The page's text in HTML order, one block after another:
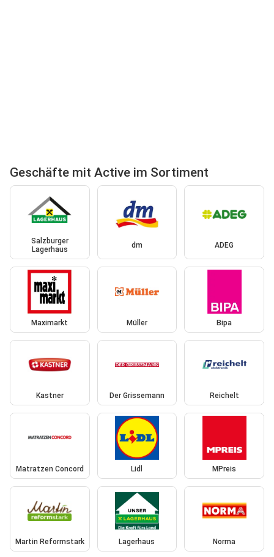
Geschäfte mit Active im Sortiment
Salzburger
Lagerhaus
dm ADEG
Maximarkt Müller Bipa
Kastner Der Grissemann Reichelt
Matratzen Concord Lidl MPreis
Martin Reformstark Lagerhaus Norma